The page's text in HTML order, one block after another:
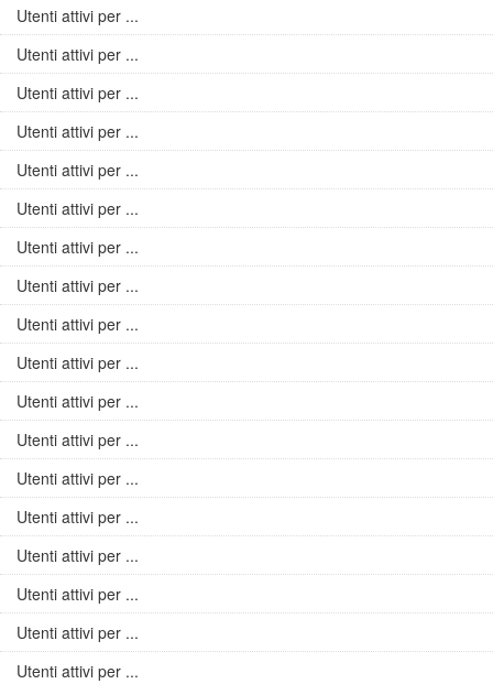
Utenti attivi per ...
Utenti attivi per ...
Utenti attivi per ...
Utenti attivi per ...
Utenti attivi per ...
Utenti attivi per ...
Utenti attivi per ...
Utenti attivi per ...
Utenti attivi per ...
Utenti attivi per ...
Utenti attivi per ...
Utenti attivi per ...
Utenti attivi per ...
Utenti attivi per ...
Utenti attivi per ...
Utenti attivi per ...
Utenti attivi per ...
Utenti attivi per ...